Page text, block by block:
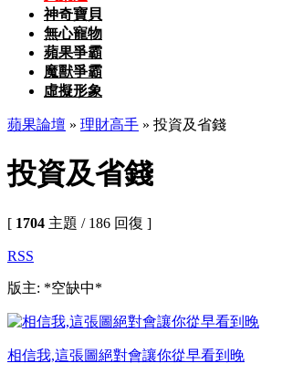
神奇寶貝
無心寵物
蘋果爭霸
魔獸爭霸
虛擬形象
蘋果論壇 » 理財高手 » 投資及省錢
投資及省錢
[ 1704 主題 / 186 回復 ]
RSS
版主: *空缺中*
相信我,這張圖絕對會讓你從早看到晚